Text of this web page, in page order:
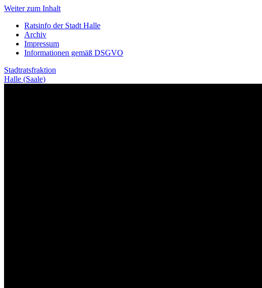
Weiter zum Inhalt
Ratsinfo der Stadt Halle
Archiv
Impressum
Informationen gemäß DSGVO
Stadtratsfraktion
Halle (Saale)